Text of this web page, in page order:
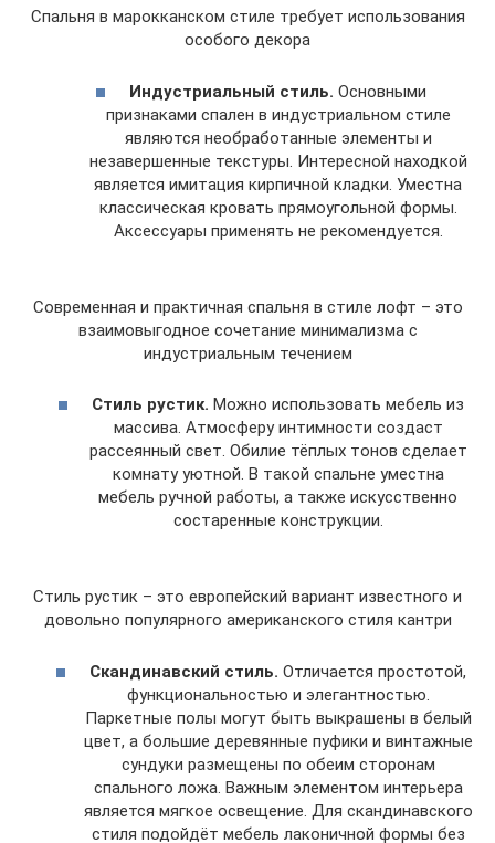
Спальня в марокканском стиле требует использования
особого декора
Индустриальный стиль. Основными
признаками спален в индустриальном стиле
являются необработанные элементы и
незавершенные текстуры. Интересной находкой
является имитация кирпичной кладки. Уместна
классическая кровать прямоугольной формы.
Аксессуары применять не рекомендуется.
Современная и практичная спальня в стиле лофт – это
взаимовыгодное сочетание минимализма с
индустриальным течением
Стиль рустик. Можно использовать мебель из
массива. Атмосферу интимности создаст
рассеянный свет. Обилие тёплых тонов сделает
комнату уютной. В такой спальне уместна
мебель ручной работы, а также искусственно
состаренные конструкции.
Стиль рустик – это европейский вариант известного и
довольно популярного американского стиля кантри
Скандинавский стиль. Отличается простотой,
функциональностью и элегантностью.
Паркетные полы могут быть выкрашены в белый
цвет, а большие деревянные пуфики и винтажные
сундуки размещены по обеим сторонам
спального ложа. Важным элементом интерьера
является мягкое освещение. Для скандинавского
стиля подойдёт мебель лаконичной формы без